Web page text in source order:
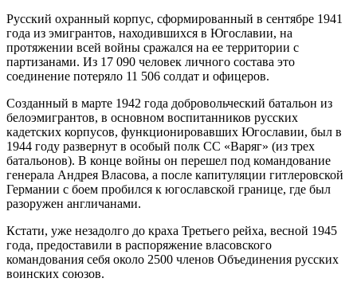
Русский охранный корпус, сформированный в сентябре 1941
года из эмигрантов, находившихся в Югославии, на
протяжении всей войны сражался на ее территории с
партизанами. Из 17 090 человек личного состава это
соединение потеряло 11 506 солдат и офицеров.
Созданный в марте 1942 года добровольческий батальон из
белоэмигрантов, в основном воспитанников русских
кадетских корпусов, функционировавших Югославии, был в
1944 году развернут в особый полк СС «Варяг» (из трех
батальонов). В конце войны он перешел под командование
генерала Андрея Власова, а после капитуляции гитлеровской
Германии с боем пробился к югославской границе, где был
разоружен англичанами.
Кстати, уже незадолго до краха Третьего рейха, весной 1945
года, предоставили в распоряжение власовского
командования себя около 2500 членов Объединения русских
воинских союзов.